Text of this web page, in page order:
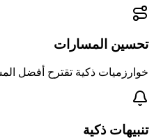
تحسين المسارات
خوارزميات ذكية تقترح أفضل
تنبيهات ذكية